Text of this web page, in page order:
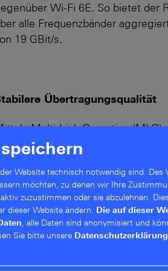
Wi-Fi 6E. So bietet der
alle Frequenzbänder
19 GBit/s.
Übertragungsqualität
Multi-Link Operation (MLO)
verfügbare Frequenzband
zwei Frequenzbänder simultan
RU & Puncturing bislang
Störsignalen effektiv abgefedert.
mit hoher
Sende- und
Website technisch notwendig sind. Des
möchten, zu denen wir Ihre
zuzustimmen oder sie abzulehnen.
dieser Website ändern. Die auf dieser
, alle Daten sind anonymisiert und
Sie bitte unsere Datenschutzerklärung